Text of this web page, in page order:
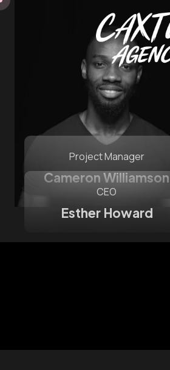
Project Manager
Cameron Williamson
CEO
Esther Howard